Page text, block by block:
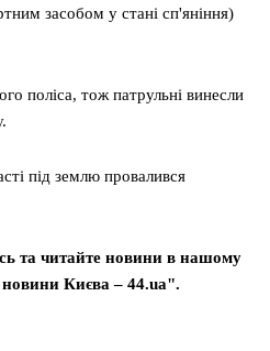
засобом у стані сп'яніння)
поліса, тож патрульні винесли
під землю провалився
та читайте новини в нашому
Києва – 44.ua".